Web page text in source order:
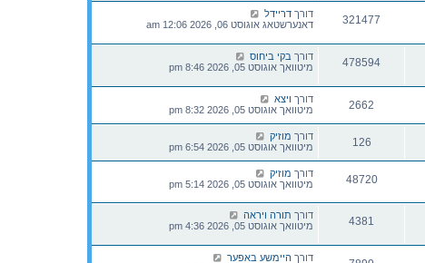
321477 דורך דריידל
דאנערשטאג אוגוסט 06, 2026 12:06 am
478594 דורך בקי ביחוס
מיטוואך אוגוסט 05, 2026 8:46 pm
2662 דורך ויצא
מיטוואך אוגוסט 05, 2026 8:32 pm
126 דורך מוזיק
מיטוואך אוגוסט 05, 2026 6:54 pm
48720 דורך מוזיק
מיטוואך אוגוסט 05, 2026 5:14 pm
4381 דורך תורה ויראה
מיטוואך אוגוסט 05, 2026 4:36 pm
דורך היימשע באפער